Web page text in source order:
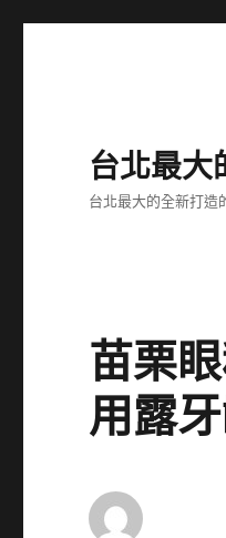
台北最大
台北最大的全新打造
苗栗
用露